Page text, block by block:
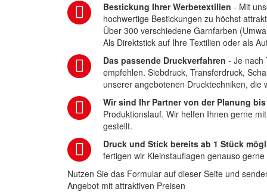
Bestickung Ihrer Werbetextilien - Mit
hochwertige Bestickungen zu höchst
Über 300 verschiedene Garnfarben
Als Direktstick auf Ihre Textilien oder als
Das passende Druckverfahren - Je nach
empfehlen. Siebdruck, Transferdruck,
unserer angebotenen Drucktechniken,
Wir sind Ihr Partner von der Planung
Produktionslauf. Wir helfen Ihnen gerne
gestellt.
Druck und Stick bereits ab 1 Stück
fertigen wir Kleinstauflagen genauso
Nutzen Sie das Formular auf dieser Seite und
Angebot mit attraktiven Preisen